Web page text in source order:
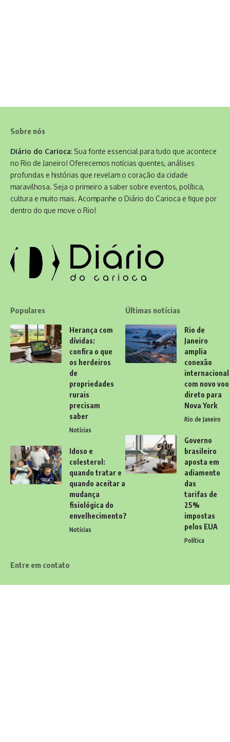
Sobre nós
Diário do Carioca: Sua fonte essencial para tudo que acontece
no Rio de Janeiro! Oferecemos notícias quentes, análises
profundas e histórias que revelam o coração da cidade
maravilhosa. Seja o primeiro a saber sobre eventos, política,
cultura e muito mais. Acompanhe o Diário do Carioca e fique por
dentro do que move o Rio!
Populares
Herança com
dívidas:
confira o que
os herdeiros
de
propriedades
rurais
precisam
saber
Notícias
Idoso e
colesterol:
quando tratar e
quando aceitar a
mudança
fisiológica do
envelhecimento?
Notícias
Últimas notícias
Rio de
Janeiro
amplia
conexão
internacional
com novo voo
direto para
Nova York
Rio de Janeiro
Governo
brasileiro
aposta em
adiamento
das
tarifas de
25%
impostas
pelos EUA
Política
Entre em contato